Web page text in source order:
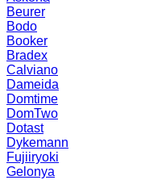
Beurer
Bodo
Booker
Bradex
Calviano
Dameida
Domtime
DomTwo
Dotast
Dykemann
Fujiiryoki
Gelonya